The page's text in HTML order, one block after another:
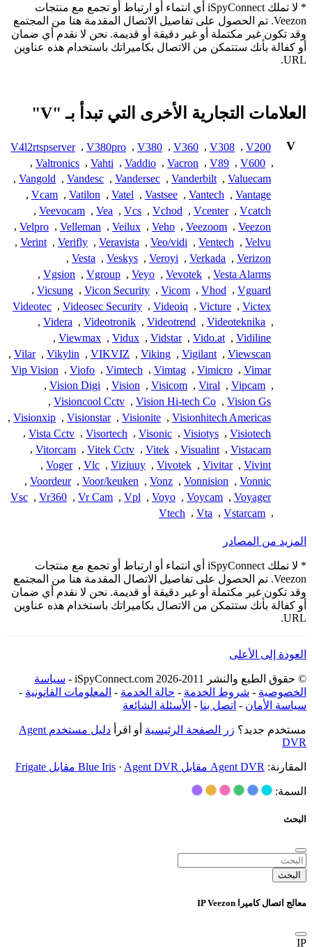
* لا تملك iSpyConnect أي انتماء أو ارتباط أو تجمع مع منتجات
Veezon. تم الحصول على تفاصيل الاتصال المقدمة هنا من المجتمع
وقد تكون غير مكتملة أو غير دقيقة أو قديمة. نحن لا نقدم أي ضمان
أو كفالة بأنك ستتمكن من الاتصال بكاميراتك باستخدام هذه عناوين
URL.
العلامات التجارية الأخرى التي تبدأ بـ "V"
V
V200
,
V308
,
V360
,
V380
,
V380pro
,
V4l2rtspserver
,
V600
,
V89
,
Vacron
,
Vaddio
,
Vahti
,
Valtronics
,
Valuecam
,
Vanderbilt
,
Vandersec
,
Vandesc
,
Vangold
,
Vantage
,
Vantech
,
Vastsee
,
Vatel
,
Vatilon
,
Vcam
,
Vcatch
,
Vcenter
,
Vchod
,
Vcs
,
Vea
,
Veevocam
,
Veezon
,
Veezoom
,
Veho
,
Veilux
,
Velleman
,
Velpro
,
Velvu
,
Ventech
,
Veo/vidi
,
Veravista
,
Verifly
,
Verint
,
Verizon
,
Verkada
,
Veroyi
,
Veskys
,
Vesta
,
Vesta Alarms
,
Vevotek
,
Veyo
,
Vgroup
,
Vgsion
,
Vguard
,
Vhod
,
Vicom
,
Vicon Security
,
Vicsung
,
Victex
,
Victure
,
Videoiq
,
Videosec Security
,
Videotec
,
Videoteknika
,
Videotrend
,
Videotronik
,
Videra
,
Vidiline
,
Vido.at
,
Vidstar
,
Vidux
,
Viewmax
,
Viewscan
,
Vigilant
,
Viking
,
VIKVIZ
,
Vikylin
,
Vilar
,
Vimar
,
Vimicro
,
Vimtag
,
Vimtech
,
Viofo
,
Vip Vision
,
Vipcam
,
Viral
,
Visicom
,
Vision
,
Vision Digi
,
Vision Gs
,
Vision Hi-tech Co
,
Visioncool Cctv
,
Visionhitech Americas
,
Visionite
,
Visionstar
,
Visionxip
,
Visiotech
,
Visiotys
,
Visonic
,
Visortech
,
Vista Cctv
,
Vistacam
,
Visualint
,
Vitek
,
Vitek Cctv
,
Vitorcam
,
Vivint
,
Vivitar
,
Vivotek
,
Viziuuy
,
Vlc
,
Voger
,
Vonnic
,
Vonnision
,
Vonz
,
Voor/keuken
,
Voordeur
,
Voyager
,
Voycam
,
Voyo
,
Vpl
,
Vr Cam
,
Vr360
,
Vsc
,
Vstarcam
,
Vta
,
Vtech
المزيد من المصادر
* لا تملك iSpyConnect أي انتماء أو ارتباط أو تجمع مع منتجات
Veezon. تم الحصول على تفاصيل الاتصال المقدمة هنا من المجتمع
وقد تكون غير مكتملة أو غير دقيقة أو قديمة. نحن لا نقدم أي ضمان
أو كفالة بأنك ستتمكن من الاتصال بكاميراتك باستخدام هذه عناوين
URL.
العودة إلى الأعلى
© حقوق الطبع والنشر 2011-2026 iSpyConnect.com -
سياسة
الخصوصية - شروط الخدمة - حالة الخدمة - المعلومات القانونية -
سياسة الأمان - اتصل بنا - الأسئلة الشائعة
مستخدم جديد؟ زر الصفحة الرئيسية أو اقرأ
دليل مستخدم Agent
DVR
المقارنة: Agent DVR مقابل Blue Iris · Agent DVR مقابل Frigate
السمة:
البحث
البحث
معالج اتصال كاميرا IP Veezon
IP